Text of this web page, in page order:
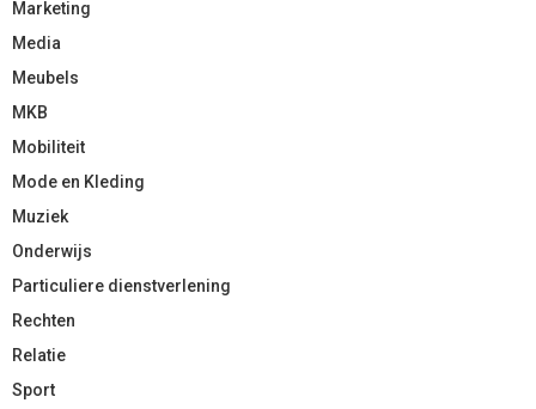
Marketing
Media
Meubels
MKB
Mobiliteit
Mode en Kleding
Muziek
Onderwijs
Particuliere dienstverlening
Rechten
Relatie
Sport